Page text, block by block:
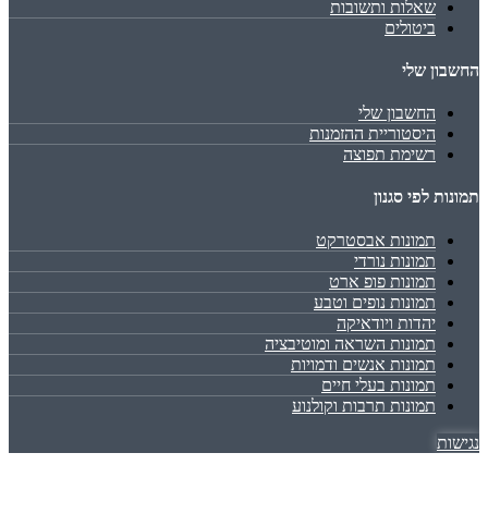
שאלות ותשובות
ביטולים
החשבון שלי
החשבון שלי
היסטוריית ההזמנות
רשימת תפוצה
תמונות לפי סגנון
תמונות אבסטרקט
תמונות נורדי
תמונות פופ ארט
תמונות נופים וטבע
יהדות ויודאיקה
תמונות השראה ומוטיבציה
תמונות אנשים ודמויות
תמונות בעלי חיים
תמונות תרבות וקולנוע
נגישות